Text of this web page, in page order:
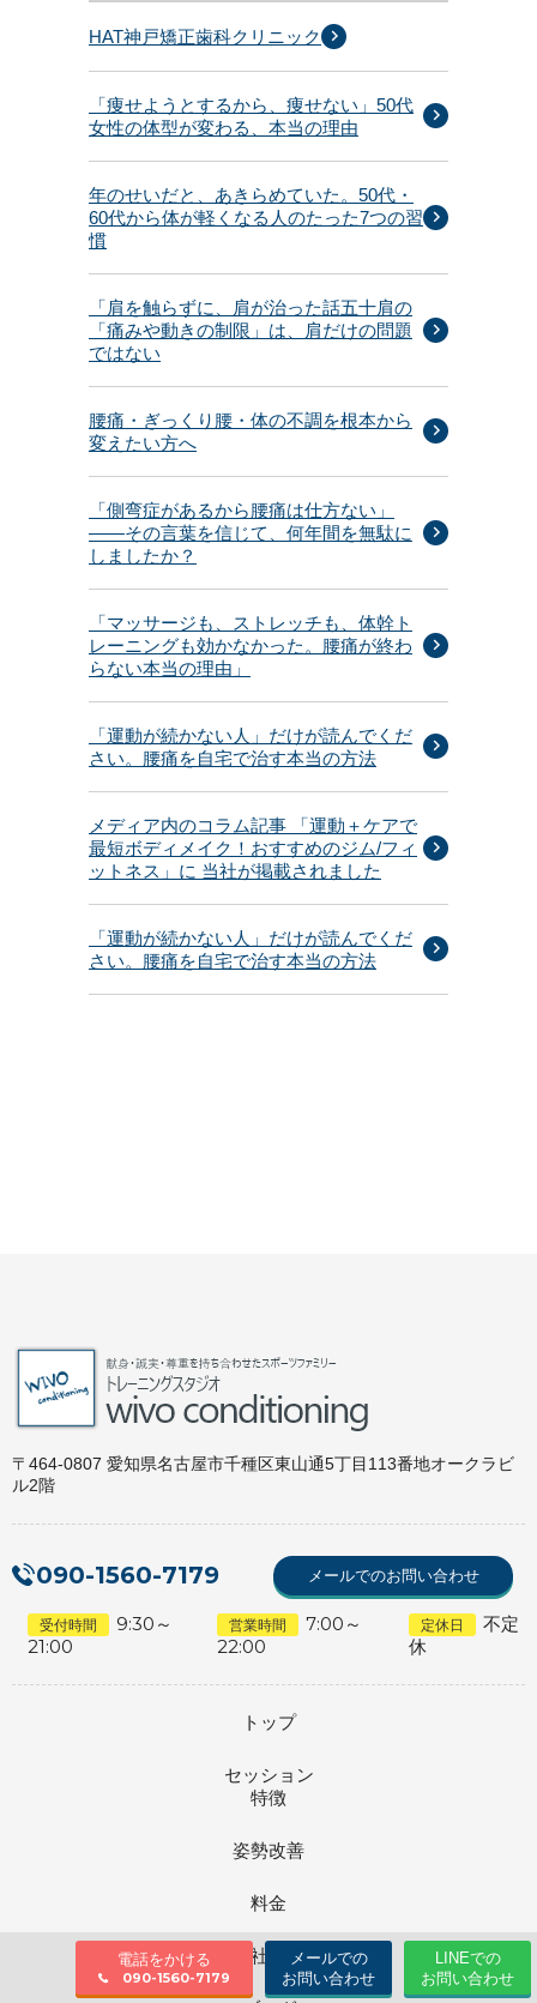
HAT神戸矯正歯科クリニック
「痩せようとするから、痩せない」50代
女性の体型が変わる、本当の理由
年のせいだと、あきらめていた。50代・
60代から体が軽くなる人のたった7つの習
慣
「肩を触らずに、肩が治った話五十肩の
「痛みや動きの制限」は、肩だけの問題
ではない
腰痛・ぎっくり腰・体の不調を根本から
変えたい方へ
「側弯症があるから腰痛は仕方ない」
——その言葉を信じて、何年間を無駄に
しましたか？
「マッサージも、ストレッチも、体幹ト
レーニングも効かなかった。腰痛が終わ
らない本当の理由」
「運動が続かない人」だけが読んでくだ
さい。腰痛を自宅で治す本当の方法
メディア内のコラム記事 「運動＋ケアで
最短ボディメイク！おすすめのジム/フィ
ットネス」に 当社が掲載されました
「運動が続かない人」だけが読んでくだ
さい。腰痛を自宅で治す本当の方法
〒464-0807 愛知県名古屋市千種区東山通5丁目113番地オークラビ
ル2階
090-1560-7179 メールでのお問い合わせ
受付時間
9:30～
21:00
営業時間
7:00～
22:00
定休日
不定
休
トップ
セッション
特徴
姿勢改善
料金
会社情報
電話をかける
090-1560-7179
メールでの
お問い合わせ
LINEでの
お問い合わせ